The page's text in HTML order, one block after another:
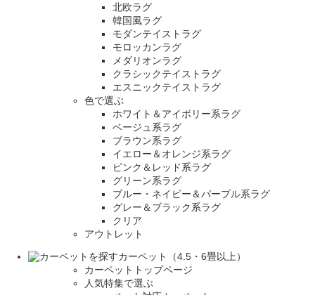
北欧ラグ
韓国風ラグ
モダンテイストラグ
モロッカンラグ
メダリオンラグ
クラシックテイストラグ
エスニックテイストラグ
色で選ぶ
ホワイト＆アイボリー系ラグ
ベージュ系ラグ
ブラウン系ラグ
イエロー＆オレンジ系ラグ
ピンク＆レッド系ラグ
グリーン系ラグ
ブルー・ネイビー＆パープル系ラグ
グレー＆ブラック系ラグ
クリア
アウトレット
カーペット（4.5・6畳以上）
カーペットトップページ
人気特集で選ぶ